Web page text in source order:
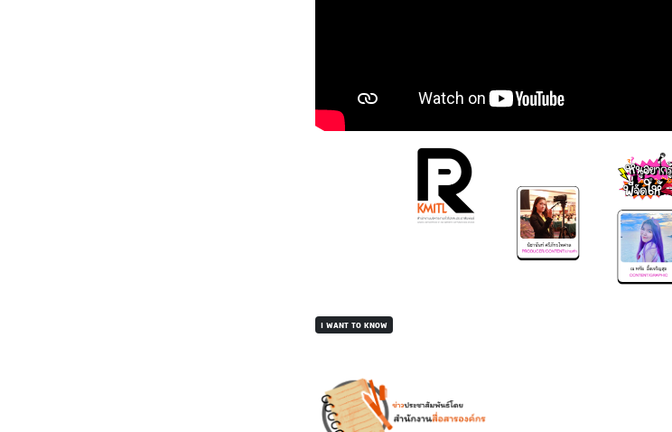
I WANT TO KNOW